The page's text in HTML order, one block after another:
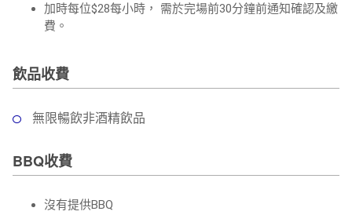
加時每位$28每小時 ， 需於完場前30分鐘前通知確認及繳
費。
飲品收費
無限暢飲非酒精飲品
BBQ收費
沒有提供BBQ